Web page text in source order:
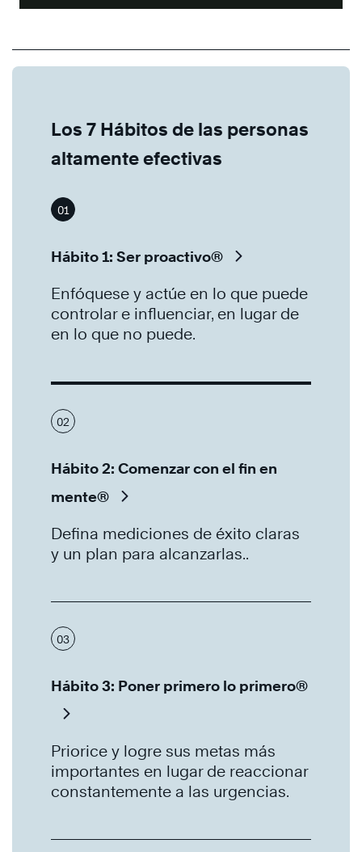
Los 7 Hábitos de las personas
altamente efectivas
01
Hábito 1: Ser proactivo®
Enfóquese y actúe en lo que puede
controlar e influenciar, en lugar de
en lo que no puede.
02
Hábito 2: Comenzar con el fin en
mente®
Defina mediciones de éxito claras
y un plan para alcanzarlas..
03
Hábito 3: Poner primero lo primero®
Priorice y logre sus metas más
importantes en lugar de reaccionar
constantemente a las urgencias.